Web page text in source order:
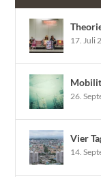
17. Juli
26.
Vier
14.